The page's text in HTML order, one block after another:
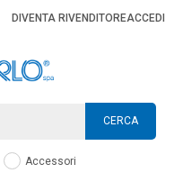
DIVENTA RIVENDITOREACCEDI
CERCA
Accessori